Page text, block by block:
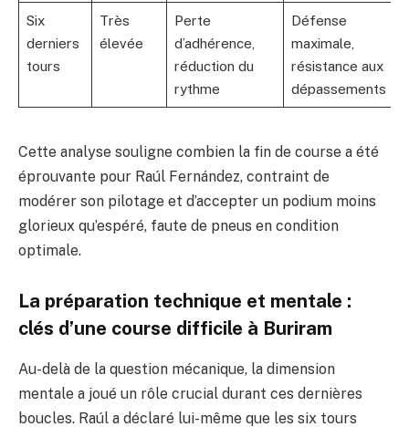
Six
derniers
tours
Très
élevée
Perte
d’adhérence,
réduction du
rythme
Défense
maximale,
résistance aux
dépassements
Cette analyse souligne combien la fin de course a été
éprouvante pour Raúl Fernández, contraint de
modérer son pilotage et d’accepter un podium moins
glorieux qu’espéré, faute de pneus en condition
optimale.
La préparation technique et mentale :
clés d’une course difficile à Buriram
Au-delà de la question mécanique, la dimension
mentale a joué un rôle crucial durant ces dernières
boucles. Raúl a déclaré lui-même que les six tours